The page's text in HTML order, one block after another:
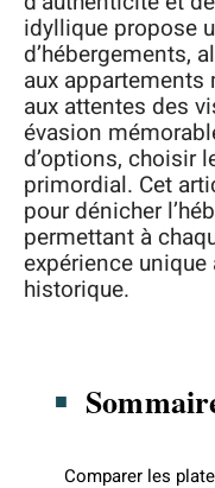
idyllique propose
d’hébergements,
aux
aux attentes des
évasion
d’options, choisir
primordial. Cet
pour dénicher
permettant à
expérience
historique.
Comparer les